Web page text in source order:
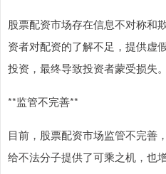
股票配资市场存在信息不对称和
资者对配资的了解不足，提供虚
投资，最终导致投资者蒙受损失。
**监管不完善**
目前，股票配资市场监管不完善
给不法分子提供了可乘之机，也